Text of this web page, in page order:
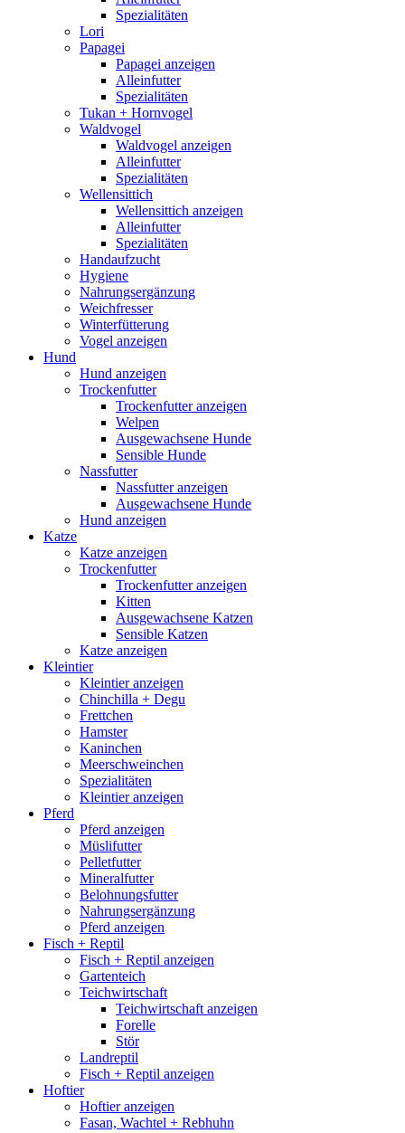
Spezialitäten
Lori
Papagei
Papagei anzeigen
Alleinfutter
Spezialitäten
Tukan + Hornvogel
Waldvogel
Waldvogel anzeigen
Alleinfutter
Spezialitäten
Wellensittich
Wellensittich anzeigen
Alleinfutter
Spezialitäten
Handaufzucht
Hygiene
Nahrungsergänzung
Weichfresser
Winterfütterung
Vogel anzeigen
Hund
Hund anzeigen
Trockenfutter
Trockenfutter anzeigen
Welpen
Ausgewachsene Hunde
Sensible Hunde
Nassfutter
Nassfutter anzeigen
Ausgewachsene Hunde
Hund anzeigen
Katze
Katze anzeigen
Trockenfutter
Trockenfutter anzeigen
Kitten
Ausgewachsene Katzen
Sensible Katzen
Katze anzeigen
Kleintier
Kleintier anzeigen
Chinchilla + Degu
Frettchen
Hamster
Kaninchen
Meerschweinchen
Spezialitäten
Kleintier anzeigen
Pferd
Pferd anzeigen
Müslifutter
Pelletfutter
Mineralfutter
Belohnungsfutter
Nahrungsergänzung
Pferd anzeigen
Fisch + Reptil
Fisch + Reptil anzeigen
Gartenteich
Teichwirtschaft
Teichwirtschaft anzeigen
Forelle
Stör
Landreptil
Fisch + Reptil anzeigen
Hoftier
Hoftier anzeigen
Fasan, Wachtel + Rebhuhn